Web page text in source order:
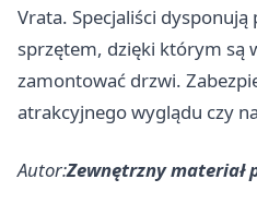
Vrata. Specjaliści
sprzętem, dzięki którym są
zamontować drzwi.
atrakcyjnego wyglądu czy
Autor:Zewnętrzny materiał